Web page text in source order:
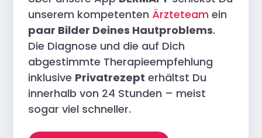
unserem kompetenten Ärzteteam ein
paar Bilder Deines Hautproblems.
Die Diagnose und die auf Dich
abgestimmte Therapieempfehlung
inklusive Privatrezept erhältst Du
innerhalb von 24 Stunden – meist
sogar viel schneller.